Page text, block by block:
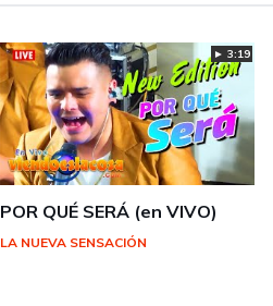
► 3:19
POR QUÉ SERÁ (en VIVO)
LA NUEVA SENSACIÓN